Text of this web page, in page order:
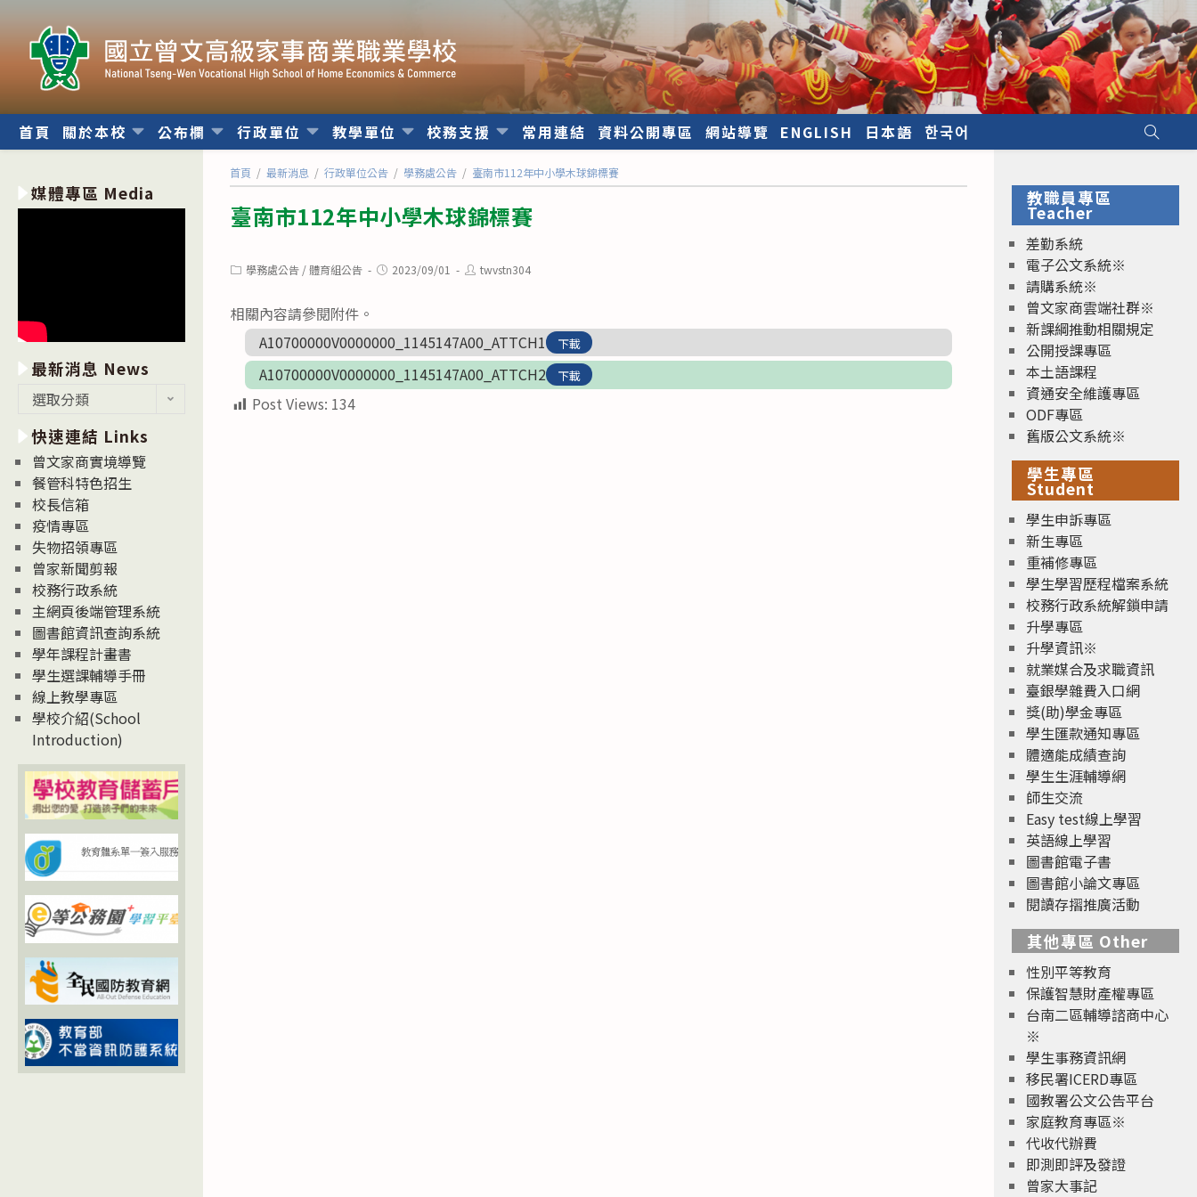
內
首頁 關於本校 公布欄 行政單位 教學單位 校務支援 常用連結 資料公開專區 網站導覽 ENGLISH 日本語 한국어
首頁 / 最新消息 / 行政單位公告 / 學務處公告 / 臺南市112年中小學木球錦標賽
臺南市112年中小學木球錦標賽
Post學務處公告 / 體育組公告
Post2023/09/01
Posttwvstn304
相關內容請參閱附件。
A10700000V0000000_1145147A00_ATTCH1
下載
A10700000V0000000_1145147A00_ATTCH2 下載
Post Views: 134
媒體專區 Media
最新消息 News
消
息
News
選取分類
快速連結 Links
曾文家商實境導覽
餐管科特色招生
校長信箱
疫情專區
失物招領專區
曾家新聞剪報
校務行政系統
主網頁後端管理系統
圖書館資訊查詢系統
學年課程計畫書
學生選課輔導手冊
線上教學專區
學校介紹(School
Introduction)
教職員專區
Teacher
差勤系統
電子公文系統※
請購系統※
曾文家商雲端社群※
新課綱推動相關規定
公開授課專區
本土語課程
資通安全維護專區
ODF專區
舊版公文系統※
學生專區
Student
學生申訴專區
新生專區
重補修專區
學生學習歷程檔案系統
校務行政系統解鎖申請
升學專區
升學資訊※
就業媒合及求職資訊
臺銀學雜費入口網
獎(助)學金專區
學生匯款通知專區
體適能成績查詢
學生生涯輔導網
師生交流
Easy test線上學習
英語線上學習
圖書館電子書
圖書館小論文專區
閱讀存摺推廣活動
其他專區 Other
性別平等教育
保護智慧財產權專區
台南二區輔導諮商中心
※
學生事務資訊網
移民署ICERD專區
國教署公文公告平台
家庭教育專區※
代收代辦費
即測即評及發證
曾家大事記